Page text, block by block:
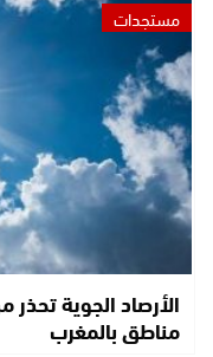
مستجدات
الأرصاد الجوية
مناطق بالمغرب